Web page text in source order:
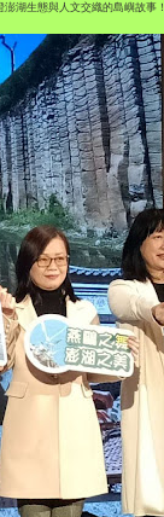
湖生態與人文交織的島嶼故事！